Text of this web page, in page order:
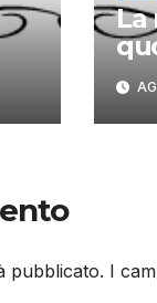
La
pubblicato. I